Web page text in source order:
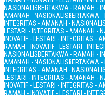
NASIONALISBERTAKWA - RAMAH -
AMANAH - NASIONALISBERTAKWA
INTEGRITAS - AMANAH - NASIONALIS
LESTARI - INTEGRITAS - AMANAH -
INOVATIF - LESTARI - INTEGRITAS -
RAMAH - INOVATIF - LESTARI -
NASIONALISBERTAKWA - RAMAH -
AMANAH - NASIONALISBERTAKWA
INTEGRITAS - AMANAH - NASIONALIS
LESTARI - INTEGRITAS - AMANAH -
INOVATIF - LESTARI - INTEGRITAS -
RAMAH - INOVATIF - LESTARI -